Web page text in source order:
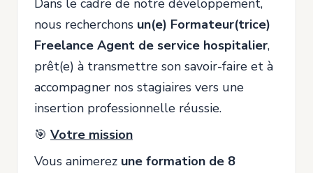
Dans le cadre de notre développement,
nous recherchons un(e) Formateur(trice)
Freelance Agent de service hospitalier,
prêt(e) à transmettre son savoir-faire et à
accompagner nos stagiaires vers une
insertion professionnelle réussie.
🎯 Votre mission
Vous animerez une formation de 8